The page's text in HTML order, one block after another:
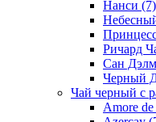
Нанси (7)
Ричард
Сан
Черный
Чай черный с
Amore